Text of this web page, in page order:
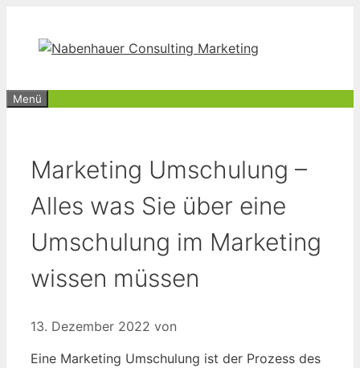
springen
Menü
Marketing Umschulung –
Alles was Sie über eine
Umschulung im Marketing
wissen müssen
13. Dezember 2022 von
Eine Marketing Umschulung ist der Prozess des